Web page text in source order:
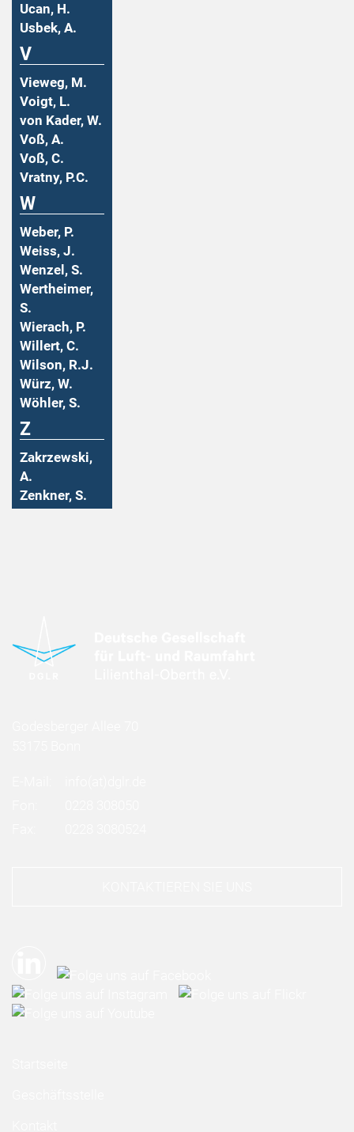
Ucan, H.
Usbek, A.
V
Vieweg, M.
Voigt, L.
von Kader, W.
Voß, A.
Voß, C.
Vratny, P.C.
W
Weber, P.
Weiss, J.
Wenzel, S.
Wertheimer,
S.
Wierach, P.
Willert, C.
Wilson, R.J.
Würz, W.
Wöhler, S.
Z
Zakrzewski,
A.
Zenkner, S.